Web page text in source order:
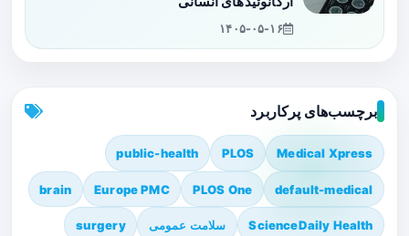
۱۴۰۵-۰۵-۱۶
برچسب‌های پرکاربرد
Medical Xpress
PLOS
public-health
default-medical
PLOS One
Europe PMC
brain
ScienceDaily Health سلامت عمومی surgery